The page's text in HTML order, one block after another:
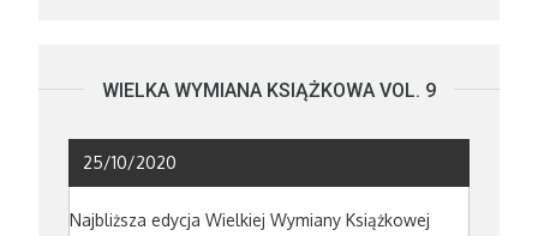
WIELKA WYMIANA KSIĄŻKOWA VOL. 9
25/10/2020
Najbliższa edycja Wielkiej Wymiany Książkowej